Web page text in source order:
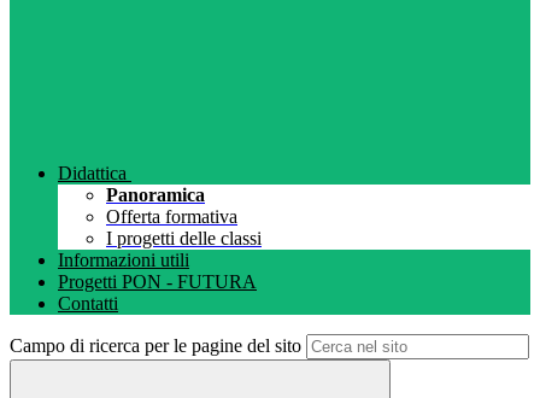
Didattica
Panoramica
Offerta formativa
I progetti delle classi
Informazioni utili
Progetti PON - FUTURA
Contatti
Campo di ricerca per le pagine del sito